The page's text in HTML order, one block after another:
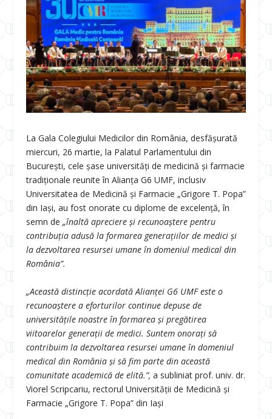
La Gala Colegiului Medicilor din România, desfășurată
miercuri, 26 martie, la Palatul Parlamentului din
București, cele șase universități de medicină și farmacie
tradiționale reunite în Alianța G6 UMF, inclusiv
Universitatea de Medicină și Farmacie „Grigore T. Popa”
din Iași, au fost onorate cu diplome de excelență, în
semn de „înaltă apreciere și recunoaștere pentru
contribuția adusă la formarea generațiilor de medici și
la dezvoltarea resursei umane în domeniul medical din
România”.
„Această distincție acordată Alianței G6 UMF este o
recunoaștere a eforturilor continue depuse de
universitățile noastre în formarea și pregătirea
viitoarelor generații de medici. Suntem onorați să
contribuim la dezvoltarea resursei umane în domeniul
medical din România și să fim parte din această
comunitate academică de elită.”, a subliniat prof. univ. dr.
Viorel Scripcariu, rectorul Universității de Medicină și
Farmacie „Grigore T. Popa” din Iași